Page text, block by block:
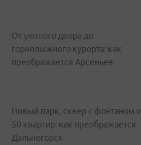
От уютного двора до
горнолыжного курорта: как
преображается Арсеньев
Новый парк, сквер с фонтаном и
50 квартир: как преображается
Дальнегорск